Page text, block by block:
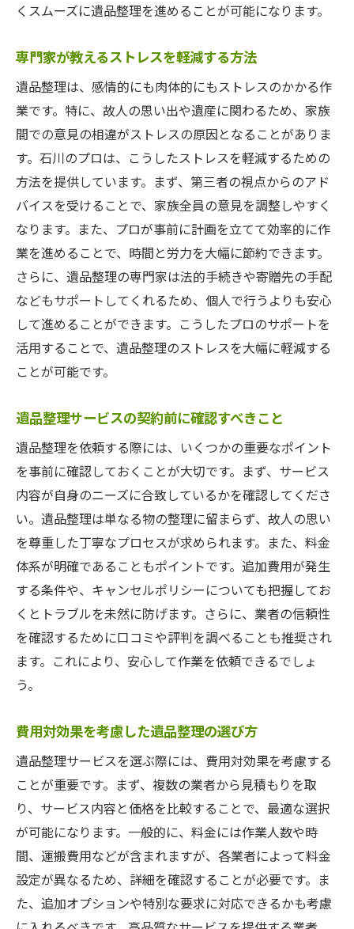
くスムーズに遺品整理を進めることが可能になります。
専門家が教えるストレスを軽減する方法
遺品整理は、感情的にも肉体的にもストレスのかかる作
業です。特に、故人の思い出や遺産に関わるため、家族
間での意見の相違がストレスの原因となることがありま
す。石川のプロは、こうしたストレスを軽減するための
方法を提供しています。まず、第三者の視点からのアド
バイスを受けることで、家族全員の意見を調整しやすく
なります。また、プロが事前に計画を立てて効率的に作
業を進めることで、時間と労力を大幅に節約できます。
さらに、遺品整理の専門家は法的手続きや寄贈先の手配
などもサポートしてくれるため、個人で行うよりも安心
して進めることができます。こうしたプロのサポートを
活用することで、遺品整理のストレスを大幅に軽減する
ことが可能です。
遺品整理サービスの契約前に確認すべきこと
遺品整理を依頼する際には、いくつかの重要なポイント
を事前に確認しておくことが大切です。まず、サービス
内容が自身のニーズに合致しているかを確認してくださ
い。遺品整理は単なる物の整理に留まらず、故人の思い
を尊重した丁寧なプロセスが求められます。また、料金
体系が明確であることもポイントです。追加費用が発生
する条件や、キャンセルポリシーについても把握してお
くとトラブルを未然に防げます。さらに、業者の信頼性
を確認するために口コミや評判を調べることも推奨され
ます。これにより、安心して作業を依頼できるでしょ
う。
費用対効果を考慮した遺品整理の選び方
遺品整理サービスを選ぶ際には、費用対効果を考慮する
ことが重要です。まず、複数の業者から見積もりを取
り、サービス内容と価格を比較することで、最適な選択
が可能になります。一般的に、料金には作業人数や時
間、運搬費用などが含まれますが、各業者によって料金
設定が異なるため、詳細を確認することが必要です。ま
た、追加オプションや特別な要求に対応できるかも考慮